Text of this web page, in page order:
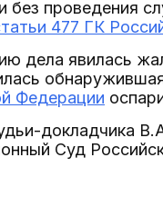
без проведения
477 ГК
дела явилась
Федерации
докладчика
Суд